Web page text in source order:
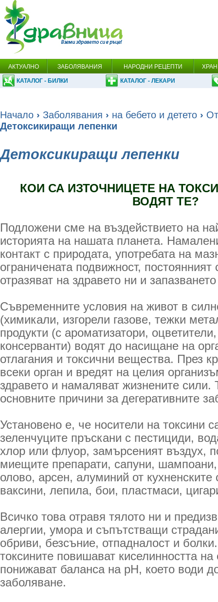
АКТУАЛНО ЗАБОЛЯВАНИЯ НАРОДНИ РЕЦЕПТИ
КАТАЛОГ - БИЛКИ КАТАЛОГ - ЛЕКАРИ
Начало › Заболявания › на бебето и детето ›
Детоксикиращи лепенки
Детоксикиращи лепенки
КОИ СА ИЗТОЧНИЦЕТЕ НА
ВОДЯТ ТЕ?
Подложени сме на въздействието на
историята на нашата планета.
контакт с природата, употребата на
ограничената подвижност, постоянният
отразяват на здравето ни и
Съвременните условия на живот в
(химикали, изгорели газове, тежки
продукти (с ароматизатори,
консерванти) водят до насищане на
отлагания и токсични вещества. През
всеки орган и вредят на целия
здравето и намаляват жизнените сили.
основните причини за дегеративните
Установено е, че носители на токсини
зеленчуците пръскани с пестициди,
хлор или флуор, замърсеният въздух,
миещите препарати, сапуни,
олово, арсен, алуминий от
ваксини, лепила, бои, пластмаси,
Всичко това отравя тялото ни и
алергии, умора и съпътстващи
обриви, безсъние, отпадналост и
токсините повишават киселинността на
понижават баланса на рН, което води
заболяване.